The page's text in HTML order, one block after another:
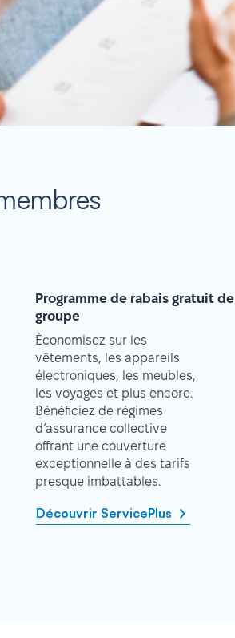
Programme de rabais gratuit de
groupe
Économisez sur les
vêtements, les appareils
électroniques, les meubles,
les voyages et plus encore.
Bénéficiez de régimes
d’assurance collective
offrant une couverture
exceptionnelle à des tarifs
presque imbattables.
Découvrir ServicePlus